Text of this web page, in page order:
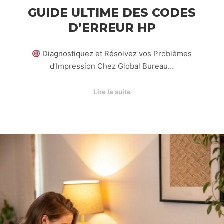
GUIDE ULTIME DES CODES
D’ERREUR HP
Diagnostiquez et Résolvez vos Problèmes
d’Impression Chez Global Bureau…
Lire la suite